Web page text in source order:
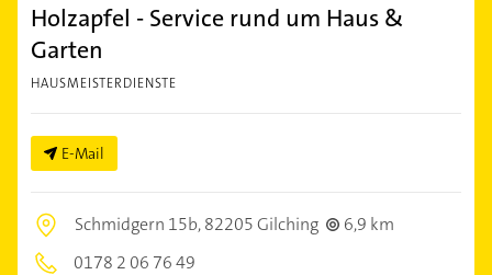
Holzapfel - Service rund um Haus &
Garten
HAUSMEISTERDIENSTE
E-Mail
Schmidgern 15b,82205 Gilching
6,9 km
0178 2 06 76 49